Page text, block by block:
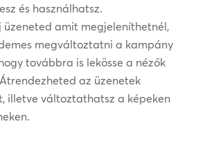
és használhatsz.
üzeneted amit megjeleníthetnél,
megváltoztatni a kampány
továbbra is lekösse a nézők
az üzenetek
illetve változtathatsz a képeken